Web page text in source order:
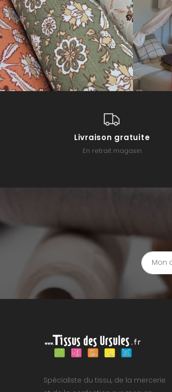
Livraison gratuite
En retrait magasin
Spécialiste du tissu, de la mercerie